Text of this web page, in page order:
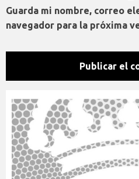
Guarda mi nombre, correo
navegador para la próxima